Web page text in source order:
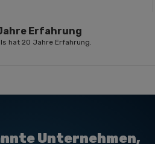
Erfahrung
hat 20 Jahre Erfahrung.
Unternehmen,